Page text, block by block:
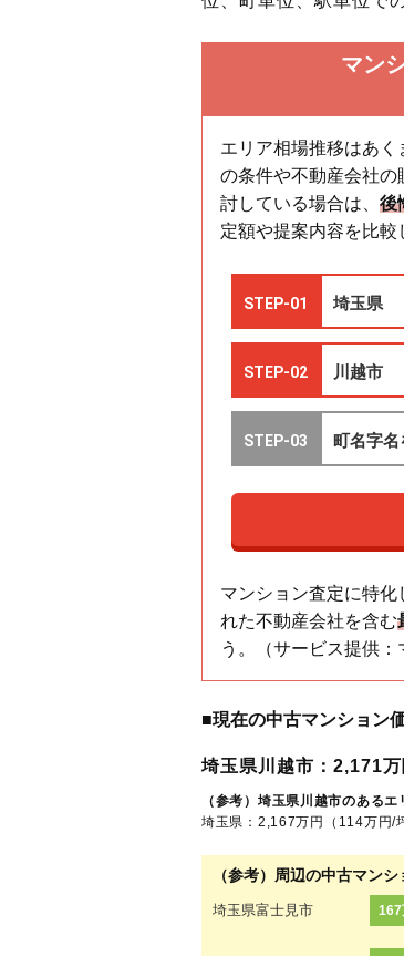
マン
エリア相場推移はあ
の条件や不動産会社
討している場合は、 後
定額や提案内容を比較
マンション査定に特
れた不動産会社を含む
う。（サービス提供：
■現在の中古マンション
埼玉県川越市：2,171
（参考）埼玉県川越市のある
埼玉県：2,167万円（114万円/
（参考）周辺の中古マンシ
埼玉県富士見市 167